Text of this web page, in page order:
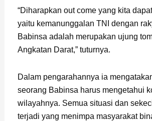
“Diharapkan out come yang kita
yaitu kemanunggalan TNI dengan
Babinsa adalah merupakan ujung
Angkatan Darat,” tuturnya.
Dalam pengarahannya ia
seorang Babinsa harus mengetahui
wilayahnya. Semua situasi dan
terjadi yang menimpa masyarakat